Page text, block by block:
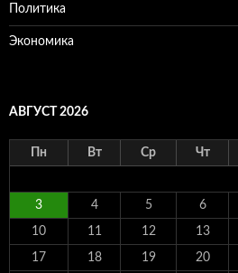
Политика
Экономика
АВГУСТ 2026
Пн Вт Ср Чт
3 4 5 6
10 11 12 13
17 18 19 20